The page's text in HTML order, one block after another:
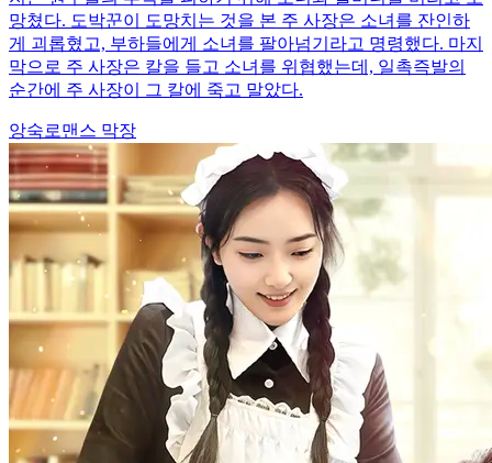
망쳤다. 도박꾼이 도망치는 것을 본 주 사장은 소녀를 잔인하
게 괴롭혔고, 부하들에게 소녀를 팔아넘기라고 명령했다. 마지
막으로 주 사장은 칼을 들고 소녀를 위협했는데, 일촉즉발의
순간에 주 사장이 그 칼에 죽고 말았다.
앙숙로맨스 막장